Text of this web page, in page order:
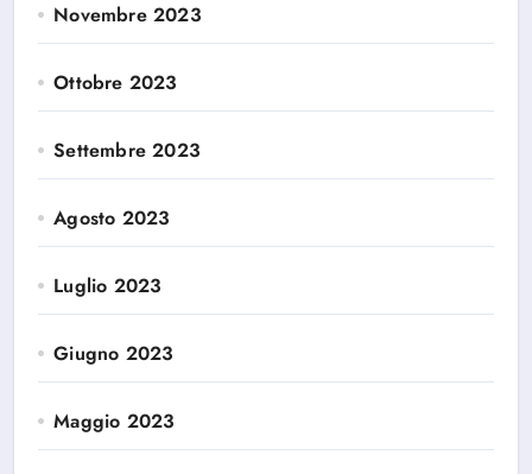
Novembre 2023
Ottobre 2023
Settembre 2023
Agosto 2023
Luglio 2023
Giugno 2023
Maggio 2023